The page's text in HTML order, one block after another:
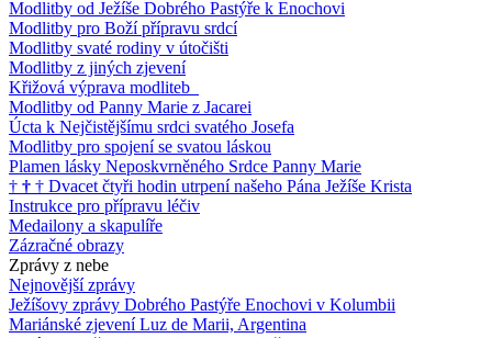
Modlitby od Ježíše Dobrého Pastýře k Enochovi
Modlitby pro Boží přípravu srdcí
Modlitby svaté rodiny v útočišti
Modlitby z jiných zjevení
Křižová výprava modliteb
Modlitby od Panny Marie z Jacarei
Úcta k Nejčistějšímu srdci svatého Josefa
Modlitby pro spojení se svatou láskou
Plamen lásky Neposkvrněného Srdce Panny Marie
† † † Dvacet čtyři hodin utrpení našeho Pána Ježíše Krista
Instrukce pro přípravu léčiv
Medailony a skapulíře
Zázračné obrazy
Zprávy z nebe
Nejnovější zprávy
Ježíšovy zprávy Dobrého Pastýře Enochovi v Kolumbii
Mariánské zjevení Luz de Marii, Argentina